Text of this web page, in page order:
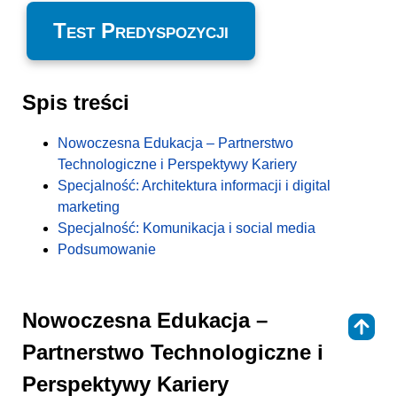
Test Predyspozycji
Spis treści
Nowoczesna Edukacja – Partnerstwo
Technologiczne i Perspektywy Kariery
Specjalność: Architektura informacji i digital
marketing
Specjalność: Komunikacja i social media
Podsumowanie
Nowoczesna Edukacja –
Partnerstwo Technologiczne i
Perspektywy Kariery